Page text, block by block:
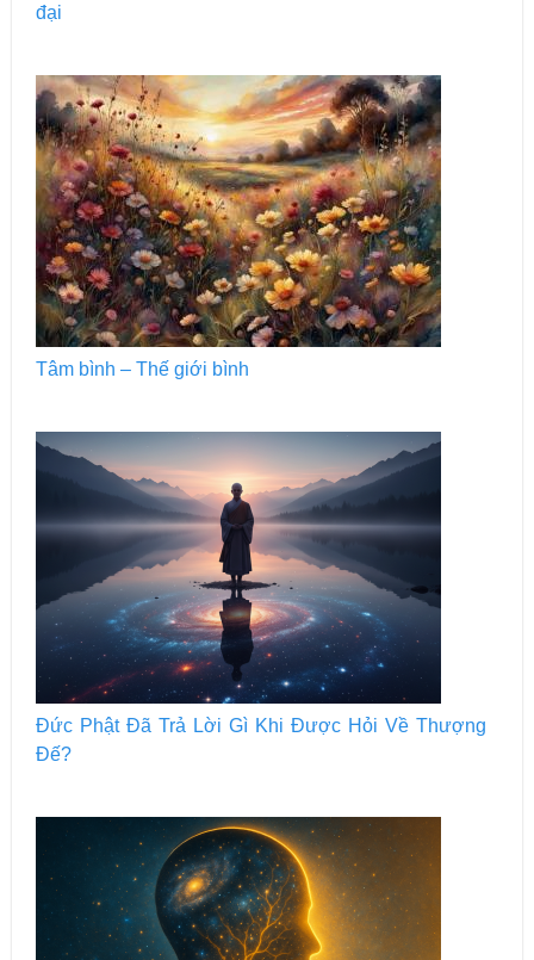
đại
Tâm bình – Thế giới bình
Đức Phật Đã Trả Lời Gì Khi Được Hỏi Về Thượng
Đế?